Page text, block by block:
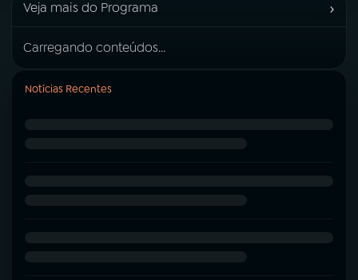
Veja mais do Programa ›
Carregando conteúdos...
Notícias Recentes